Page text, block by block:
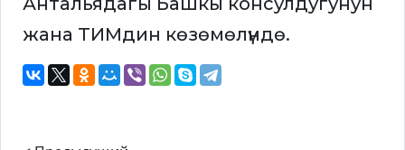
жана ТИМдин көзөмөлүндө.